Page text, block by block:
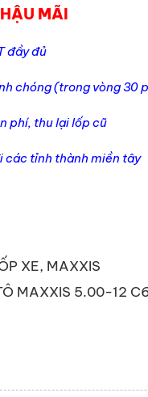
MÃI
đầy đủ
chóng (trong vòng 30
phí, thu lại lốp cũ
các tỉnh thành miền tây
XE, MAXXIS
MAXXIS 5.00-12